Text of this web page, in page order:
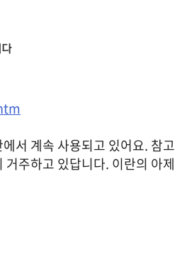
서 계속 사용되고 있어요. 참고
주하고 있답니다. 이란의 아제